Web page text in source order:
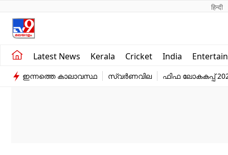
हिन्दी
Latest News Kerala Cricket India
Kerala
India
Education
ഇന്നത്തെ കാലാവസ്ഥ സ്വർണവില ഫിഫ ലോകകപ്പ്